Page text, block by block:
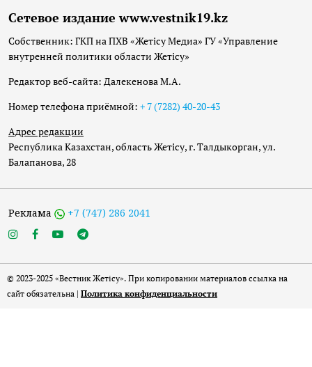
Сетевое издание www.vestnik19.kz
Собственник: ГКП на ПХВ «Жетісу Медиа» ГУ «Управление
внутренней политики области Жетісу»
Редактор веб-сайта: Далекенова М.А.
Номер телефона приёмной: + 7 (7282) 40-20-43
Адрес редакции
Республика Казахстан, область Жетісу, г. Талдыкорган, ул.
Балапанова, 28
Реклама +7 (747) 286 2041
© 2023-2025 «Вестник Жетісу». При копировании материалов ссылка на
сайт обязательна | Политика конфиденциальности